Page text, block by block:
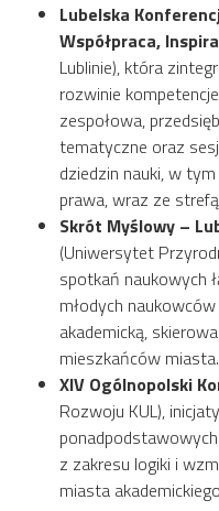
Lubelska
Współpraca,
Lublinie), która
rozwinie
zespołowa,
tematyczne oraz
dziedzin nauki, w
prawa, wraz ze
Skrót Myślowy –
(Uniwersytet
spotkań naukowych
młodych
akademicką,
mieszkańców miasta.
XIV Ogólnopolski
Rozwoju KUL),
z zakresu logiki i
miasta